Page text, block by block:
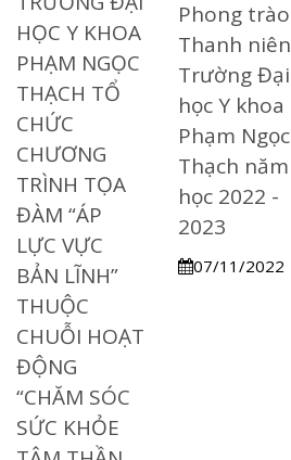
HỌC Y KHOA
PHẠM NGỌC
THẠCH TỔ
CHỨC
CHƯƠNG
TRÌNH TỌA
ĐÀM “ÁP
LỰC VỰC
BẢN LĨNH”
THUỘC
CHUỖI HOẠT
ĐỘNG
“CHĂM SÓC
SỨC KHỎE
Phong trào
Thanh niên
Trường Đại
học Y khoa
Phạm Ngọc
Thạch năm
học 2022 -
2023
07/11/2022